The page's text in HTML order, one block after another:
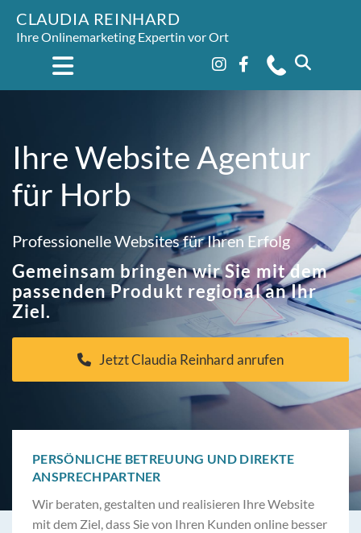
CLAUDIA REINHARD
Ihre Onlinemarketing Expertin vor Ort
Ihre Website Agentur
für Horb
Professionelle Websites für Ihren Erfolg
Gemeinsam bringen wir Sie mit dem
passenden Produkt regional an Ihr
Ziel.
Jetzt Claudia Reinhard anrufen
PERSÖNLICHE BETREUUNG UND DIREKTE
ANSPRECHPARTNER
Wir beraten, gestalten und realisieren Ihre Website
mit dem Ziel, dass Sie von Ihren Kunden online besser